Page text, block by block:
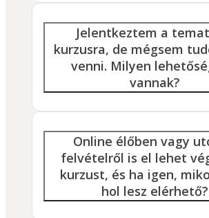
Jelentkeztem a
kurzusra, de mégsem
venni. Milyen
vannak?
Online élőben vagy
felvételről is el lehet
kurzust, és ha igen,
hol lesz elérhető?